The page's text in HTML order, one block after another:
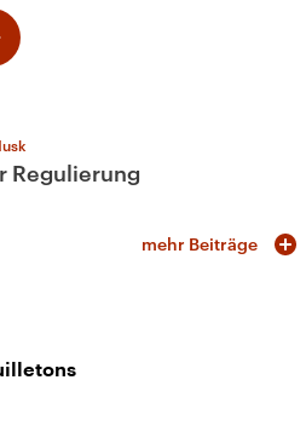
Regulierung
mehr Beiträge